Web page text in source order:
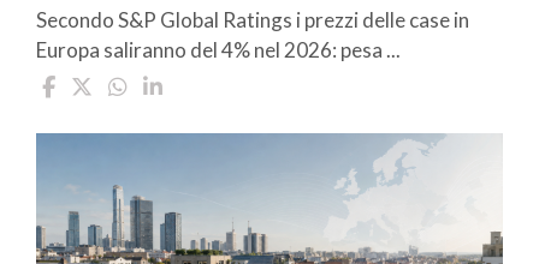
Secondo S&P Global Ratings i prezzi delle case in
Europa saliranno del 4% nel 2026: pesa ...